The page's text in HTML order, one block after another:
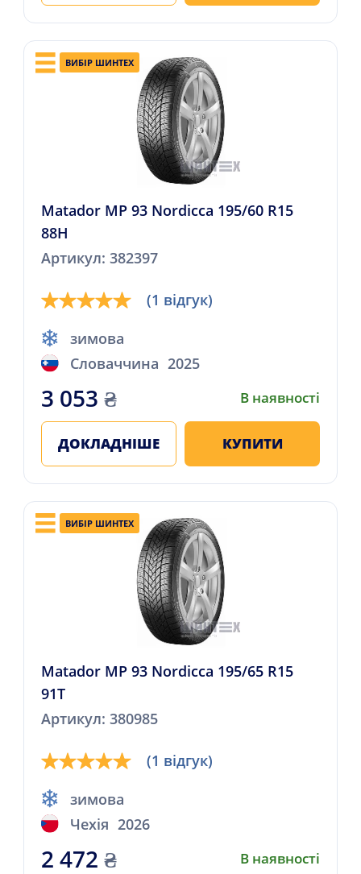
ВИБІР ШИНТЕХ
Matador MP 93 Nordicca 195/60 R15
88H
Артикул: 382397
(1 відгук)
зимова
Словаччина 2025
3 053 ₴ В наявності
ДОКЛАДНІШЕ КУПИТИ
ВИБІР ШИНТЕХ
Matador MP 93 Nordicca 195/65 R15
91T
Артикул: 380985
(1 відгук)
зимова
Чехія 2026
2 472 ₴ В наявності